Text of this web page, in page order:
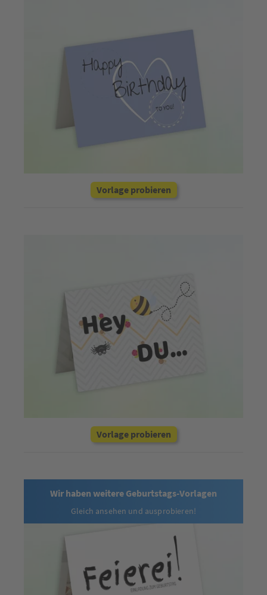
Vorlage probieren
Vorlage probieren
Wir haben weitere Geburtstags-Vorlagen
Gleich ansehen und ausprobieren!